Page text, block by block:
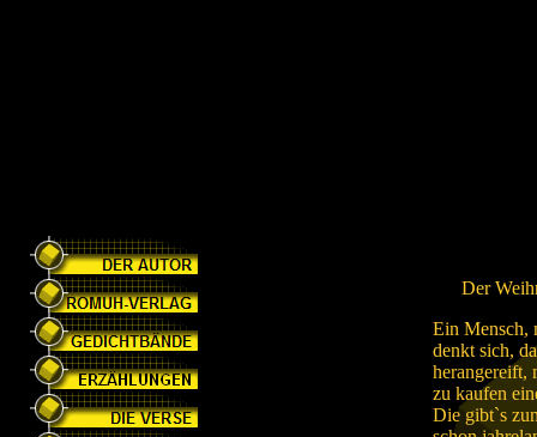
Der
Ein Mensch,
denkt sich,
herangereift,
zu kaufen
Die gibt`s